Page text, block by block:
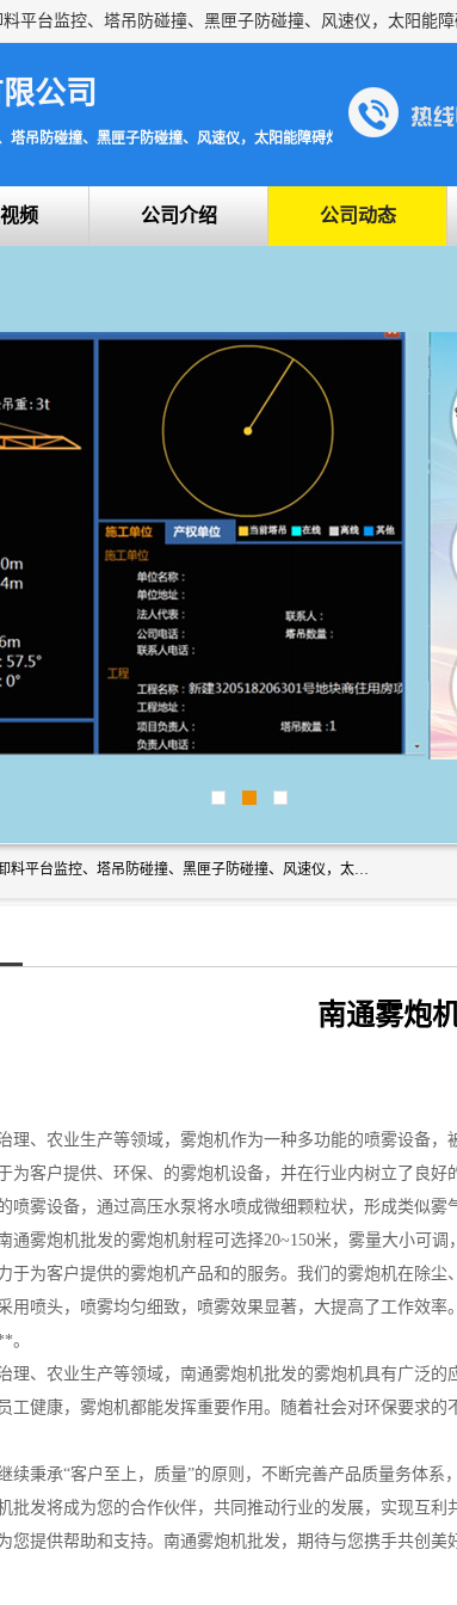
公司
吊防碰撞、黑匣子防碰撞、风速仪，太阳能障碍灯安全提示灯
频 公司介绍 公司动态
上海宇叶电子科技有限公司是吊钩视频监控、升降机监控、卸料平台监控、塔吊防碰撞、黑匣子防碰撞、风速仪，太阳能障碍灯安全提示灯等一系列升降机的常用配件产品专业研发生产加工的公司，拥有完整、科学的质量管理体系。
南通雾炮
理、农业生产等领域，雾炮机作为一种多功能的喷雾设备
为客户提供、环保、的雾炮机设备，并在行业内树立了良好
喷雾设备，通过高压水泵将水喷成微细颗粒状，形成类似
通雾炮机批发的雾炮机射程可选择20~150米，雾量大小可调
于为客户提供的雾炮机产品和的服务。我们的雾炮机在除
用喷头，喷雾均匀细致，喷雾效果显著，大提高了工作效
。
理、农业生产等领域，南通雾炮机批发的雾炮机具有广泛
工健康，雾炮机都能发挥重要作用。随着社会对环保要求
续秉承“客户至上，质量”的原则，不断完善产品质量务体
批发将成为您的合作伙伴，共同推动行业的发展，实现互
您提供帮助和支持。南通雾炮机批发，期待与您携手共创美